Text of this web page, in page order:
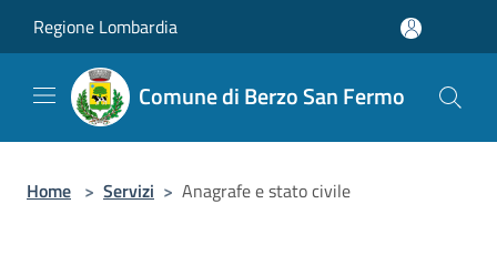
Regione Lombardia
Comune di Berzo San Fermo
Home > Servizi > Anagrafe e stato civile